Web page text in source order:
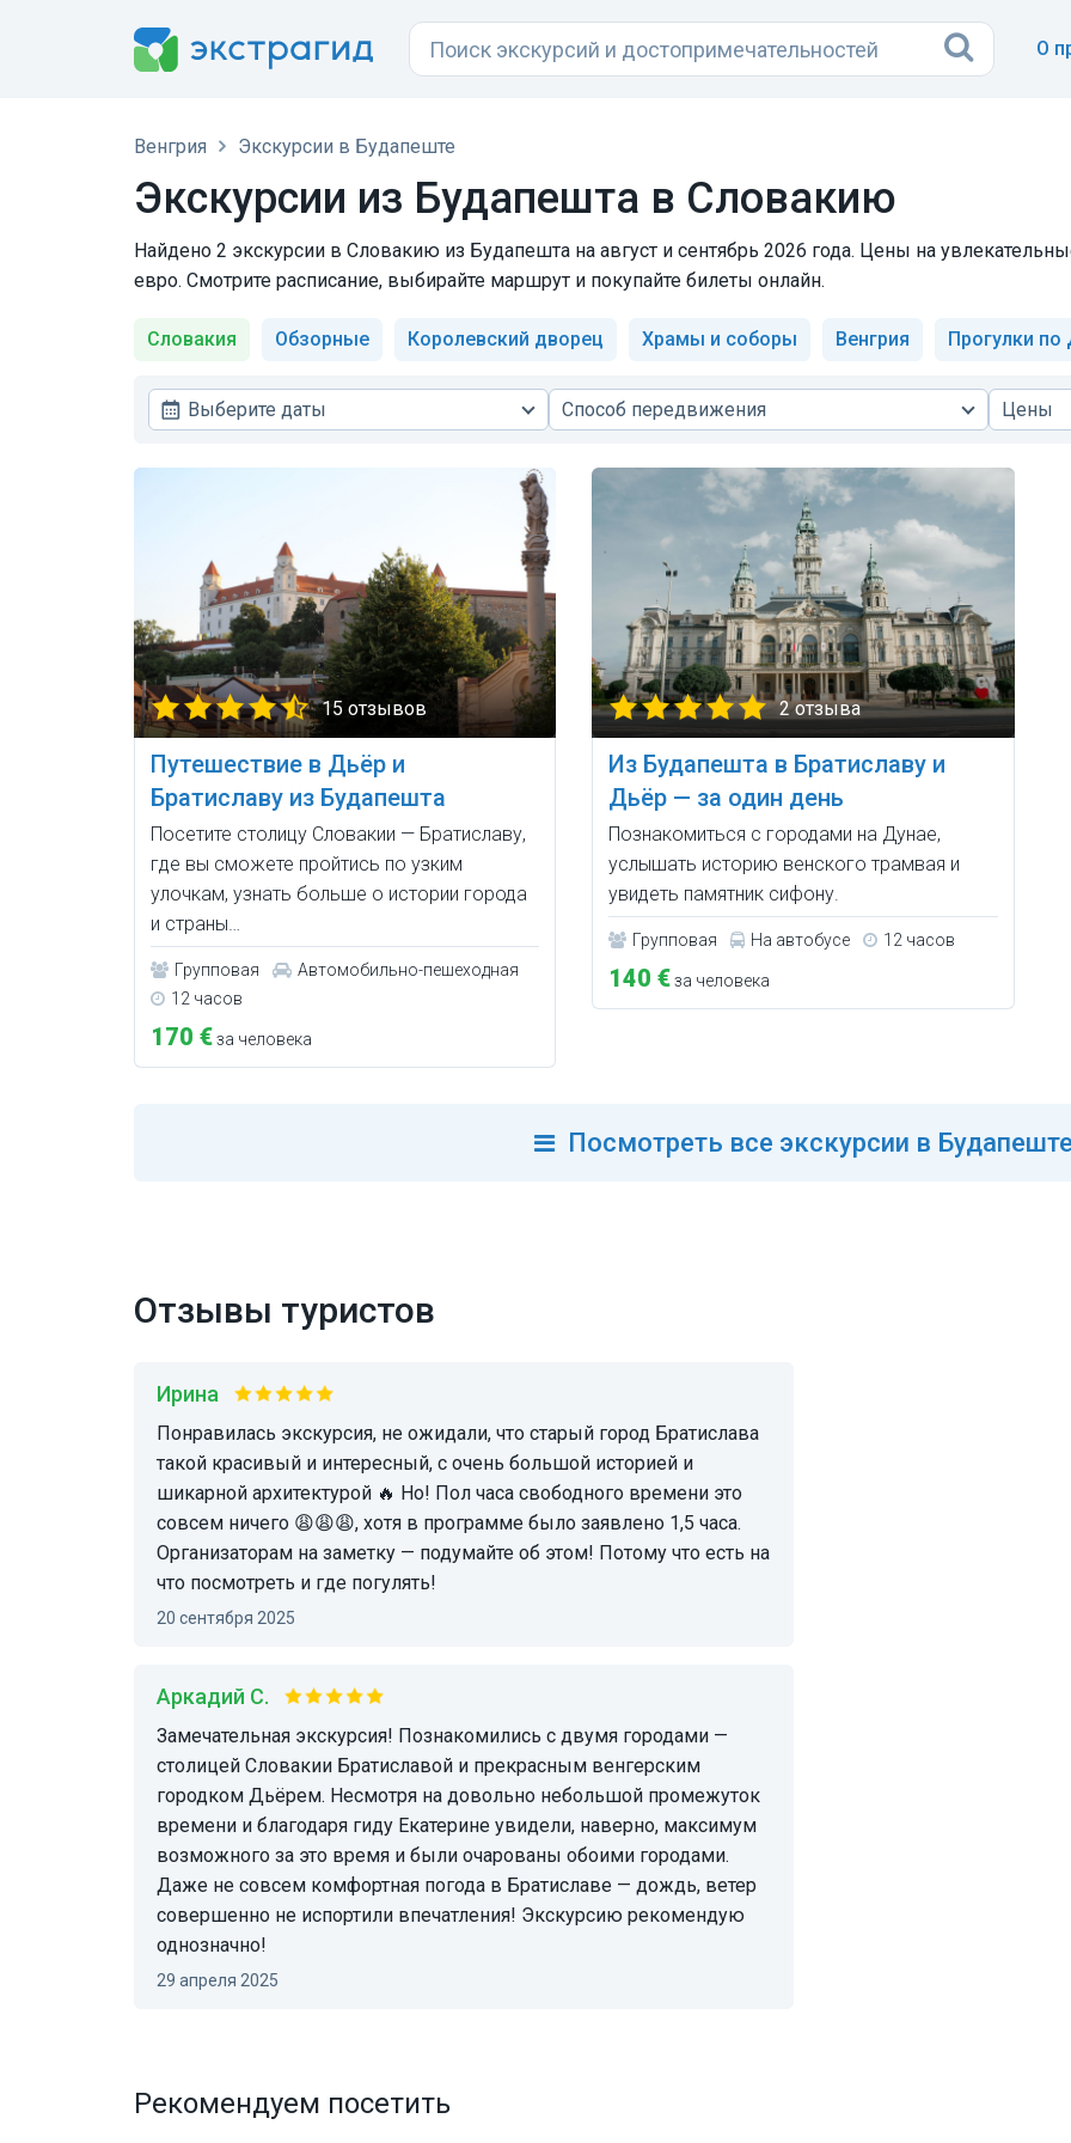
О
Венгрия Экскурсии в Будапеште
Экскурсии из Будапешта в Словакию
Найдено 2 экскурсии в Словакию из Будапешта на август и сентябрь 2026 года. Цены на
евро. Смотрите расписание, выбирайте маршрут и покупайте билеты онлайн.
Словакия Обзорные Королевский дворец Храмы и соборы Венгрия Прогулки
Выберите даты Способ передвижения Цены
15 отзывов
Путешествие в Дьёр и
Братиславу из Будапешта
Посетите столицу Словакии — Братиславу,
где вы сможете пройтись по узким
улочкам, узнать больше о истории города
и страны…
Групповая
Автомобильно-пешеходная
12 часов
170 €за человека
2 отзыва
Из Будапешта в Братиславу и
Дьёр — за один день
Познакомиться с городами на Дунае,
услышать историю венского трамвая и
увидеть памятник сифону.
Групповая На автобусе 12 часов
140 €за человека
Посмотреть все экскурсии в
Отзывы туристов
Ирина
Понравилась экскурсия, не ожидали, что старый город Братислава
такой красивый и интересный, с очень большой историей и
шикарной архитектурой 🔥 Но! Пол часа свободного времени это
совсем ничего 😩😩😩, хотя в программе было заявлено 1,5 часа.
Организаторам на заметку — подумайте об этом! Потому что есть на
что посмотреть и где погулять!
20 сентября 2025
Аркадий С.
Замечательная экскурсия! Познакомились с двумя городами —
столицей Словакии Братиславой и прекрасным венгерским
городком Дьёрем. Несмотря на довольно небольшой промежуток
времени и благодаря гиду Екатерине увидели, наверно, максимум
возможного за это время и были очарованы обоими городами.
Даже не совсем комфортная погода в Братиславе — дождь, ветер
совершенно не испортили впечатления! Экскурсию рекомендую
однозначно!
29 апреля 2025
Рекомендуем посетить